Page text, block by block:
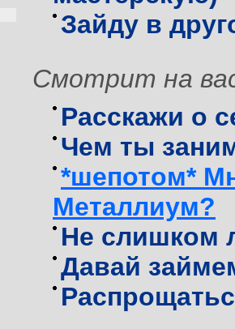
Зайду в
Смотрит на
Расскажи о
Чем ты
*шепотом*
Металлиум?
Не слишком
Давай